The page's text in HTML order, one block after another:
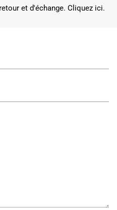
et d'échange. Cliquez ici.